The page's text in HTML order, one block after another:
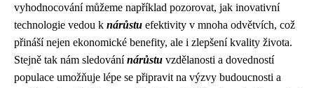
vyhodnocování můžeme například pozorovat, jak inovativní
technologie vedou k nárůstu efektivity v mnoha odvětvích, což
přináší nejen ekonomické benefity, ale i zlepšení kvality života.
Stejně tak nám sledovánínárůstu vzdělanosti a dovedností
populace umožňuje lépe se připravit na výzvy budoucnosti a